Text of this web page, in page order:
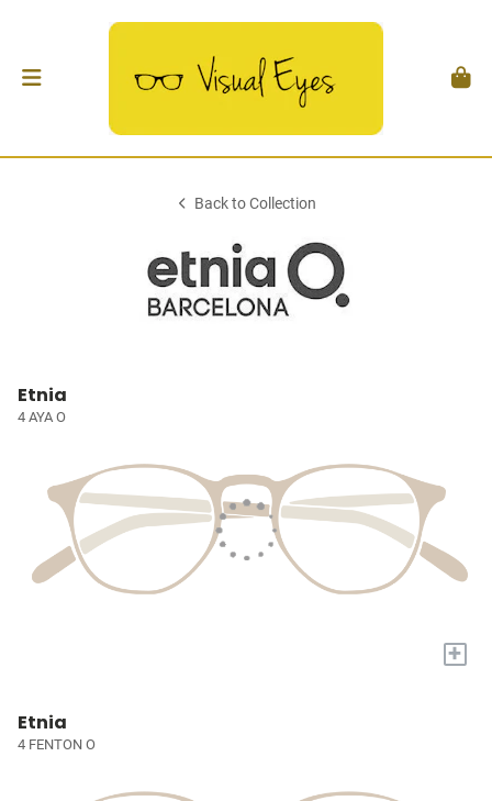
Back to Collection
Etnia
4 AYA O
+
Etnia
4 FENTON O